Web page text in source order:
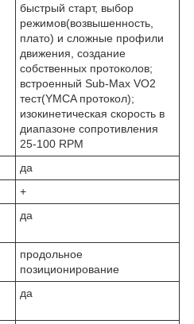
быстрый старт, выбор
режимов(возвышенность,
плато) и сложные профили
движения, создание
собственных протоколов;
встроенный Sub-Max VO2
тест(YMCA протокол);
изокинетическая скорость в
диапазоне сопротивления
25-100 RPM
да
+
да
продольное
позиционирование
да